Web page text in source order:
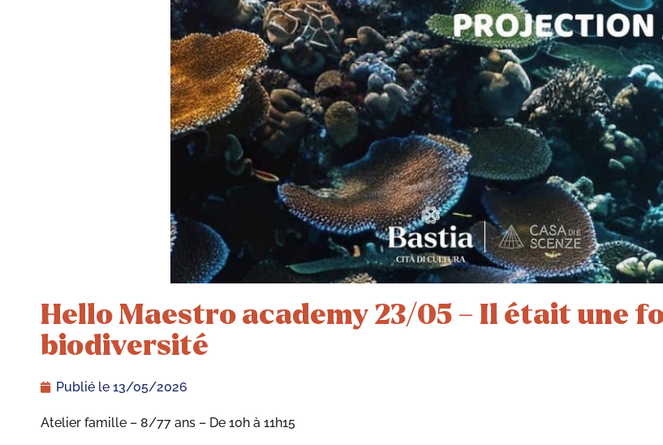
Hello Maestro academy 23/05 – Il était une
biodiversité
Publié le 13/05/2026
Atelier famille – 8/77 ans – De 10h à 11h15